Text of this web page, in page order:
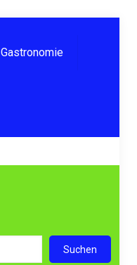
Gastronomie
Suchen